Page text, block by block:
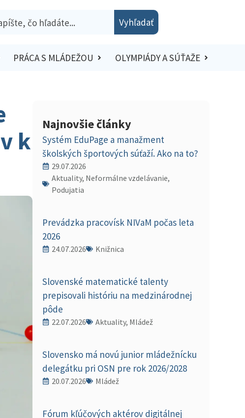
Vyhľadať
PRÁCA S MLÁDEŽOU OLYMPIÁDY A SÚŤAŽE
k
Najnovšie články
Systém EduPage a manažment
školských športových súťaží. Ako na to?
29.07.2026
Aktuality, Neformálne vzdelávanie,
Podujatia
Prevádzka pracovísk NIVaM počas leta
2026
24.07.2026 Knižnica
Slovenské matematické talenty
prepisovali históriu na medzinárodnej
pôde
22.07.2026 Aktuality, Mládež
Slovensko má novú junior mládežnícku
delegátku pri OSN pre rok 2026/2028
20.07.2026 Mládež
Fórum kľúčových aktérov digitálnej